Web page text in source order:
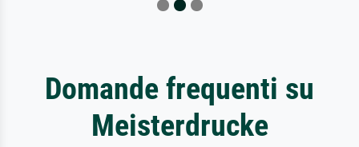
Domande frequenti su
Meisterdrucke